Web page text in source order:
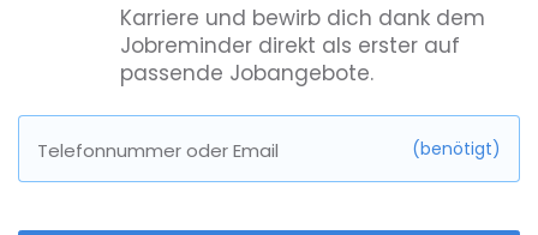
Karriere und bewirb dich dank dem
Jobreminder direkt als erster auf
passende Jobangebote.
Telefonnummer oder Email (benötigt)